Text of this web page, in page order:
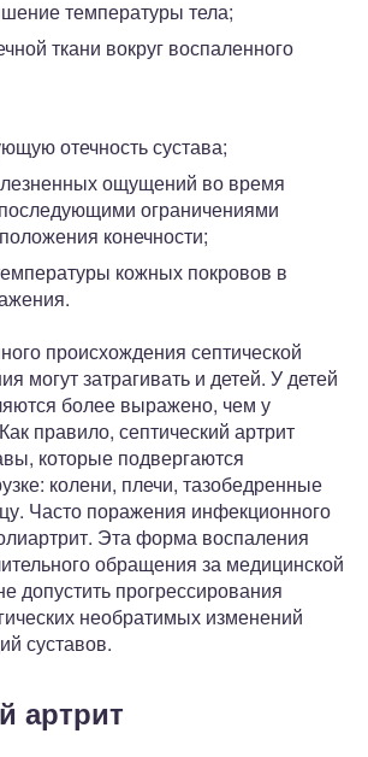
температуры тела;
ткани вокруг воспаленного
отечность сустава;
ощущений во время
ограничениями
конечности;
кожных покровов в
происхождения септической
могут затрагивать и детей. У детей
более выражено, чем у
правило, септический артрит
которые подвергаются
колени, плечи, тазобедренные
Часто поражения инфекционного
Эта форма воспаления
обращения за медицинской
допустить прогрессирования
необратимых изменений
суставов.
артрит